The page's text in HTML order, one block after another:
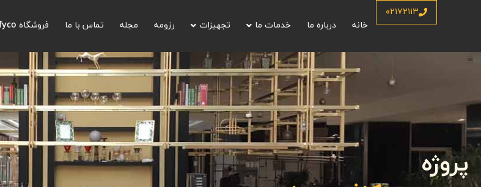
۰۲۱۷۲۱۱۳
خانه
درباره ما خدمات ما تجهیزات رزومه مجله تماس با ما فروشگاه Cofyco
پروژه